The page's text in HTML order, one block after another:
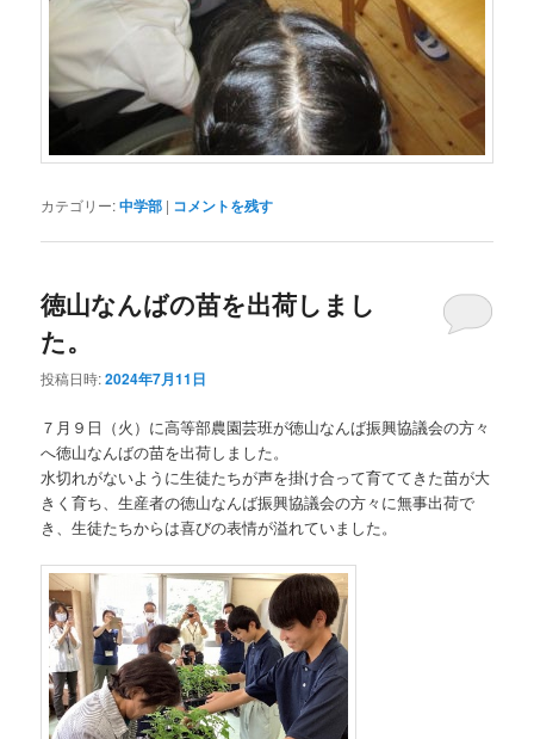
カテゴリー:中学部 | コメントを残す
徳山なんばの苗を出荷しまし
た。
投稿日時:2024年7月11日
７月９日（火）に高等部農園芸班が徳山なんば振興協議会の方々
へ徳山なんばの苗を出荷しました。
水切れがないように生徒たちが声を掛け合って育ててきた苗が大
きく育ち、生産者の徳山なんば振興協議会の方々に無事出荷で
き、生徒たちからは喜びの表情が溢れていました。